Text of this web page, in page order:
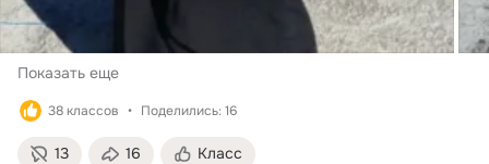
Показать еще
38 классов Поделились: 16
13 16 Класс